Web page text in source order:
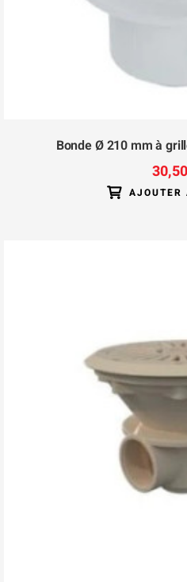
Bonde Ø 210 mm à
AJOUTER